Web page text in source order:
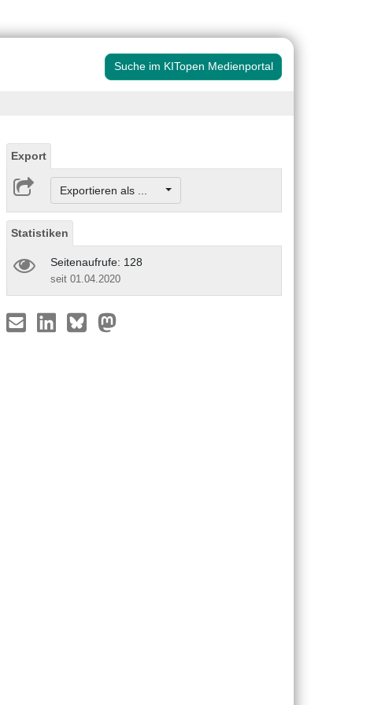
Suche im KITopen Medienportal
Export
Exportieren als ...
Statistiken
Seitenaufrufe: 128
seit 01.04.2020